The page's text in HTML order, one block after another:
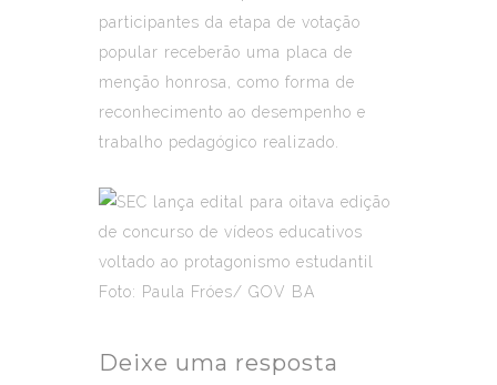
participantes da etapa de votação
popular receberão uma placa de
menção honrosa, como forma de
reconhecimento ao desempenho e
trabalho pedagógico realizado.
Foto: Paula Fróes/ GOV BA
Deixe uma resposta